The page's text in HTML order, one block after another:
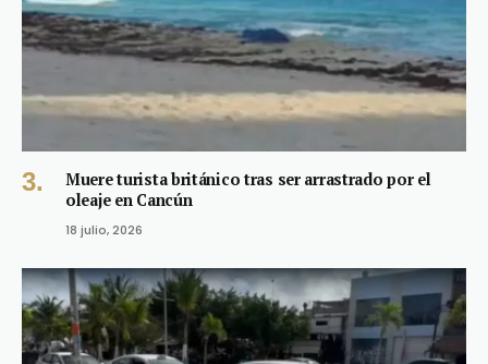
Muere turista británico tras ser arrastrado por el
oleaje en Cancún
18 julio, 2026